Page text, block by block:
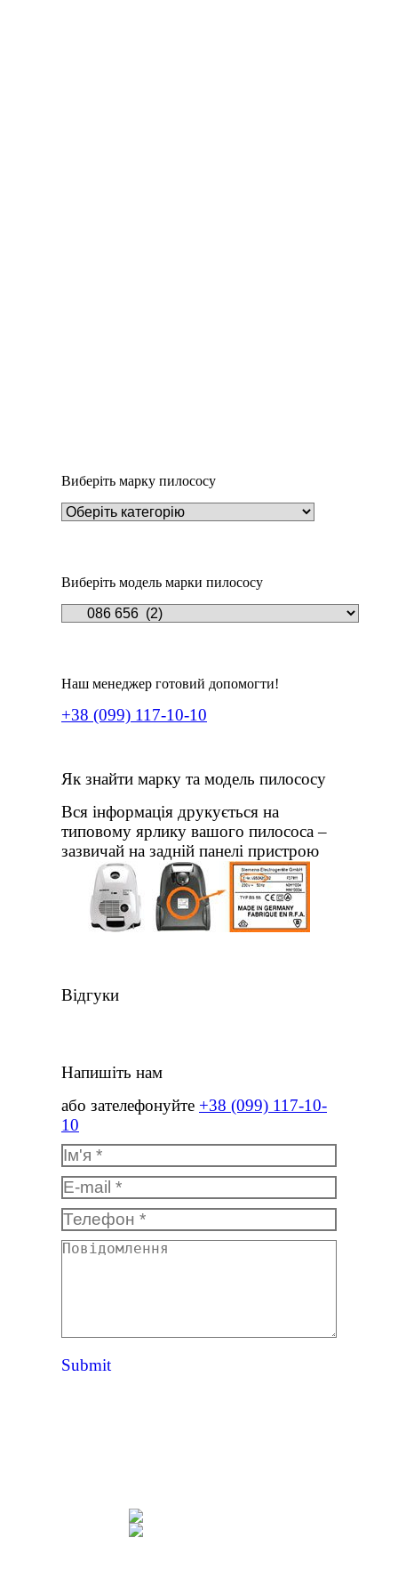
Виберіть марку пилососу
Виберіть модель марки пилососу
Наш менеджер готовий допомогти!
+38 (099) 117-10-10
Як знайти марку та модель пилососу
Вся інформація друкується на
типовому ярлику вашого пилососа –
зазвичай на задній панелі пристрою
Відгуки
Напишіть нам
або зателефонуйте +38 (099) 117-10-
10
Ім'я *
E-mail *
Телефон *
Повідомлення
Submit